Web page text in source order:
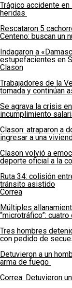
Trágico accidente
heridas
Rescataron 5
Centeno: buscan un
Indagaron a
estupefacientes en
Clason
Trabajadores de la
tomada y continúan
Se agrava la crisis
incumplimiento
Clason: atraparon a
ingresar a una
Clason volvió a
deporte oficial a la
Ruta 34: colisión
tránsito asistido
Correa
Múltiples
“microtráfico”:
Tres hombres
con pedido de
Detuvieron a un
arma de fuego
Correa: Detuvieron